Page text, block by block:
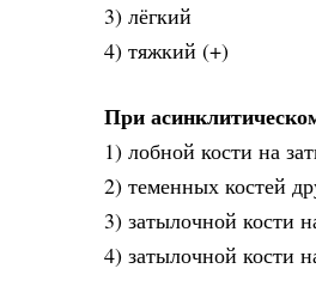
3) лёгкий
4) тяжкий (+)
При
1) лобной кости на
2) теменных костей
3) затылочной кости
4) затылочной кости